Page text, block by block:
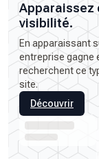
Apparaissez
visibilité.
En apparaissant
entreprise gagne
recherchent ce
site.
Découvrir